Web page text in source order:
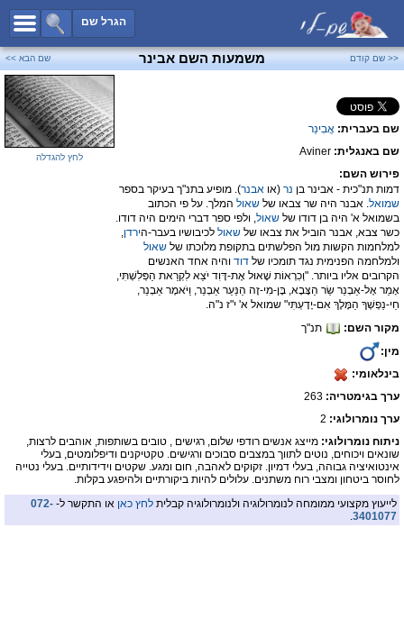
הגרל שם
כל השמות
שמות לבנים
שמות לבנות
שמות משותפים
שמות נפוצים
<< שם קודם משמעות השם אבינר שם הבא >>
שם בעברית: אֲבִינֵר
שם באנגלית: Aviner
פירוש השם:
דמות תנ"כית - אבינר בן נר (או אבנר). מופיע בתנ"ך בעיקר בספר
שמואל. אבנר היה שר צבאו של שאול המלך. על פי הכתוב
בשמואל א' היה בן דודו של שאול, ולפי ספר דברי הימים היה דודו.
כשר צבא, אבנר הוביל את צבאו של שאול לכיבושיו בעבר-הירדן,
למלחמות הקשות מול הפלשתים בתקופת מלוכתו של שאול
ולמלחמה הפנימית נגד תומכיו של דוד והיה אחד האנשים
הקרובים אליו ביותר. "וְכִרְאוֹת שָׁאוּל אֶת-דָּוִד יֹצֵא לִקְרַאת הַפְּלִשְׁתִּי,
אָמַר אֶל-אַבְנֵר שַׂר הַצָּבָא, בֶּן-מִי-זֶה הַנַּעַר אַבְנֵר, וַיֹּאמֶר אַבְנֵר,
חֵי-נַפְשְׁךָ הַמֶּלֶךְ אִם-יָדָעְתִּי" שמואל א' י"ז נ"ה.
מקור השם:
תנ"ך
מין:
בינלאומי:
ערך בגימטריה:
ערך נומרולוגי: 2
לחץ להגדלה
ניתוח נומרולוגי: מייצג אנשים רודפי שלום, רגישים , טובים בשותפות, אוהבים לרצות,
שונאים ויכוחים, נוטים לתווך במצבים סבוכים ורגישים. טקטיקנים ודיפלומטים, בעלי
אינטואיציה גבוהה, בעלי דמיון. זקוקים לאהבה, חום ומגע. שקטים וידידותיים. בעלי נטייה
לחוסר ביטחון ומצבי רוח משתנים. עלולים להיות ביקורתיים ולהיפגע בקלות.
לייעוץ מקצועי ממומחה לנומרולוגיה ולנומרולוגיה קבלית לחץ כאן או התקשר ל- 072-
3401077
.